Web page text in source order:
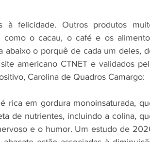
à felicidade. Outros produtos
como o cacau, o café e os
abaixo o porquê de cada um deles,
americano CTNET e validados
Carolina de Quadros Camargo:
rica em gordura monoinsaturada,
de nutrientes, incluindo a colina,
e o humor. Um estudo de